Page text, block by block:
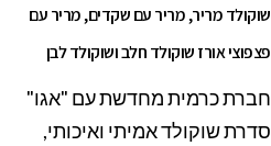
שוקולד מריר, מריר עם שקדים, מריר עם
פצפוצי אורז שוקולד חלב ושוקולד לבן
חברת כרמית מחדשת עם "אגו"
סדרת שוקולד אמיתי ואיכותי,